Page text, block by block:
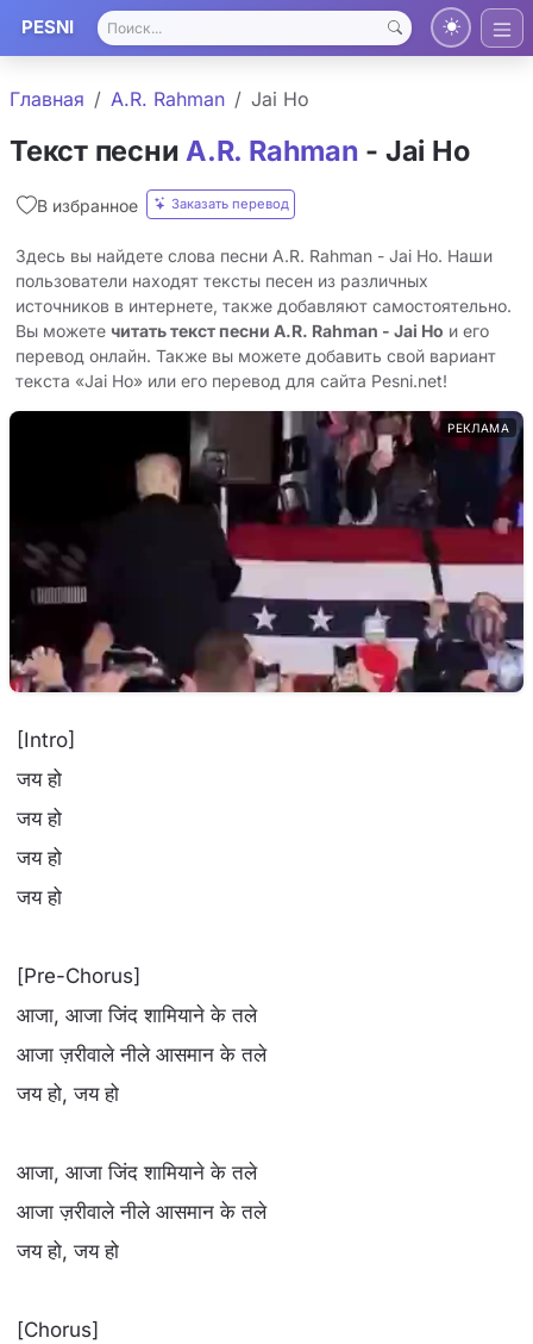
PESNI
Главная A.R. Rahman Jai Ho
Текст песни A.R. Rahman - Jai Ho
В избранное Заказать перевод
Здесь вы найдете слова песни A.R. Rahman - Jai Ho. Наши
пользователи находят тексты песен из различных
источников в интернете, также добавляют самостоятельно.
Вы можете читать текст песни A.R. Rahman - Jai Ho и его
перевод онлайн. Также вы можете добавить свой вариант
текста «Jai Ho» или его перевод для сайта Pesni.net!
РЕКЛАМА
[Intro]
जय हो
जय हो
जय हो
जय हो
[Pre-Chorus]
आजा, आजा जिंद शामियाने के तले
आजा ज़रीवाले नीले आसमान के तले
जय हो, जय हो
आजा, आजा जिंद शामियाने के तले
आजा ज़रीवाले नीले आसमान के तले
जय हो, जय हो
[Chorus]